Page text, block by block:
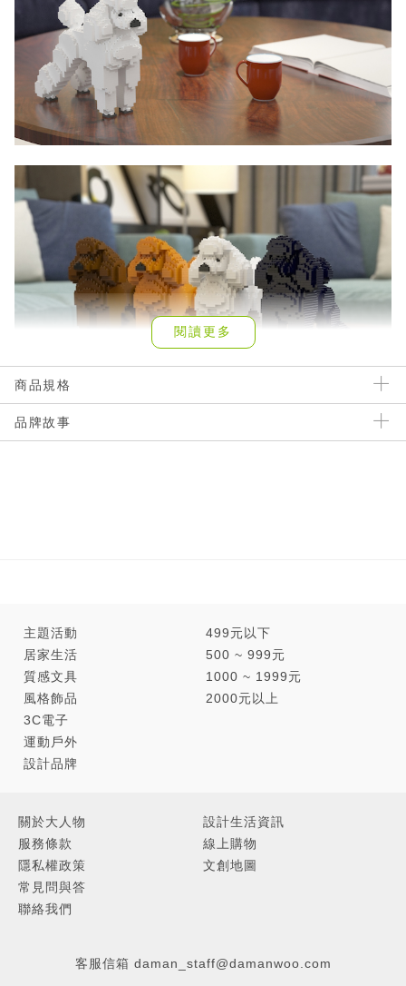
閱讀更多
商品規格
品牌故事
設計生活資訊
線上購物
文創地圖
關於大人物
服務條款
隱私權政策
常見問與答
聯絡我們
主題活動
居家生活
質感文具
風格飾品
3C電子
運動戶外
設計品牌
499元以下
500 ~ 999元
1000 ~ 1999元
2000元以上
客服信箱 daman_staff@damanwoo.com